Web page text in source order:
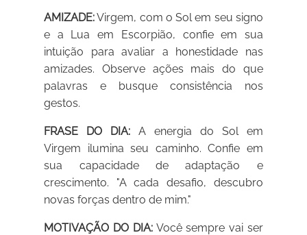
AMIZADE:Virgem, com o Sol em seu signo
e a Lua em Escorpião, confie em sua
intuição para avaliar a honestidade nas
amizades. Observe ações mais do que
palavras e busque consistência nos
gestos.
FRASE DO DIA: A energia do Sol em
Virgem ilumina seu caminho. Confie em
sua capacidade de adaptação e
crescimento. "A cada desafio, descubro
novas forças dentro de mim."
MOTIVAÇÃO DO DIA:Você sempre vai ser